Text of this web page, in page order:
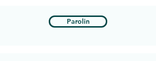
Parolin